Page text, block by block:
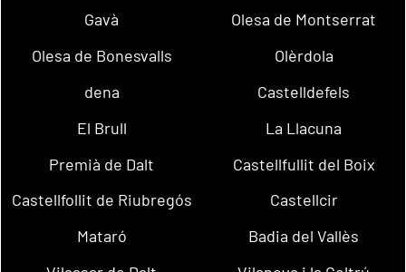
Gavà
Olesa de Montserrat
Olesa de Bonesvalls
Olèrdola
dena
Castelldefels
El Brull
La Llacuna
Premià de Dalt
Castellfullit del Boix
Castellfollit de Riubregós
Castellcir
Mataró
Badia del Vallès